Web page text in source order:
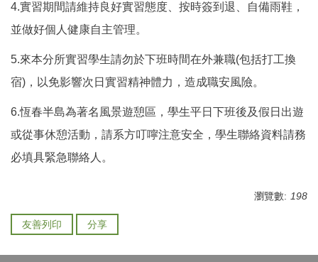
4.實習期間請維持良好實習態度、按時簽到退、自備雨鞋，
並做好個人健康自主管理。
5.來本分所實習學生請勿於下班時間在外兼職(包括打工換
宿)，以免影響次日實習精神體力，造成職安風險。
6.恆春半島為著名風景遊憩區，學生平日下班後及假日出遊
或從事休憩活動，請系方叮嚀注意安全，學生聯絡資料請務
必填具緊急聯絡人。
瀏覽數: 198
友善列印 分享